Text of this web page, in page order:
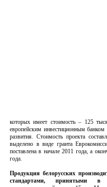
которых имеет стоимость – 125
европейским инвестиционным
развития. Стоимость проекта
выделено в виде гранта
поставлена в начале 2011 года, а
года.
Продукция белорусских
стандартами, принятыми в